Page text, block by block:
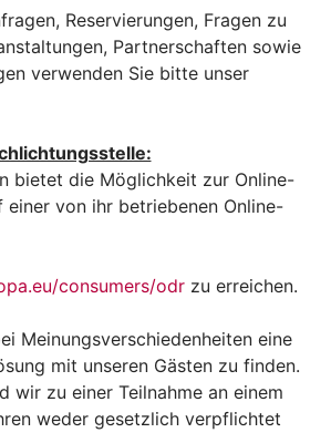
Reservierungen, Fragen zu
Partnerschaften sowie
verwenden Sie bitte unser
bietet die Möglichkeit zur Online-
einer von ihr betriebenen Online-
consumers/odrzu erreichen.
Meinungsverschiedenheiten eine
mit unseren Gästen zu finden.
wir zu einer Teilnahme an einem
weder gesetzlich verpflichtet